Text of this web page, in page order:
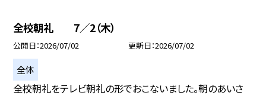
全校朝礼 7／2（木）
公開日 2026/07/02 更新日 2026/07/02
全体
全校朝礼をテレビ朝礼の形でおこないました。朝のあいさ